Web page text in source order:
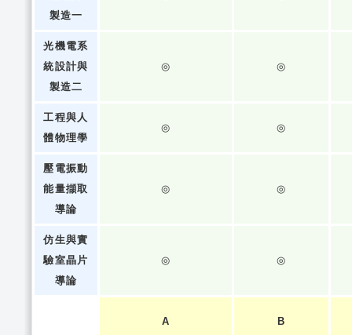
製造一
光機電系
統設計與
製造二
◎ ◎
工程與人
體物理學
◎ ◎
壓電振動
能量擷取
導論
◎ ◎
仿生與實
驗室晶片
導論
◎ ◎
A
B